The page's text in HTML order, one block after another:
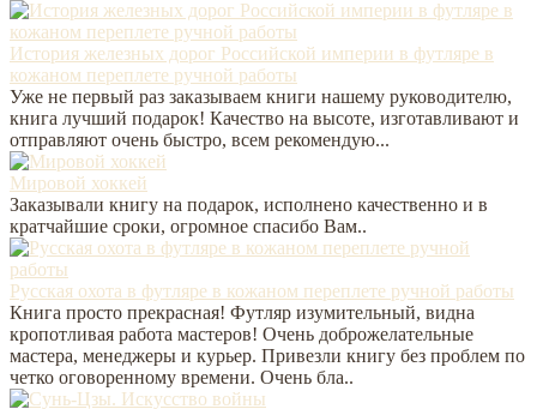
История железных дорог Российской империи в футляре в
кожаном переплете ручной работы
Уже не первый раз заказываем книги нашему руководителю,
книга лучший подарок! Качество на высоте, изготавливают и
отправляют очень быстро, всем рекомендую...
Мировой хоккей
Заказывали книгу на подарок, исполнено качественно и в
кратчайшие сроки, огромное спасибо Вам..
Русская охота в футляре в кожаном переплете ручной работы
Книга просто прекрасная! Футляр изумительный, видна
кропотливая работа мастеров! Очень доброжелательные
мастера, менеджеры и курьер. Привезли книгу без проблем по
четко оговоренному времени. Очень бла..